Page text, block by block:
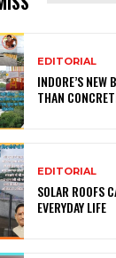
EDITORIAL
INDORE’S NEW
THAN
EDITORIAL
SOLAR ROOFS
EVERYDAY LIFE